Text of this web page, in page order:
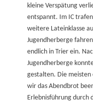
kleine Verspätung
entspannt. Im IC
weitere Lateinklasse
Jugendherberge
endlich in Trier ein.
Jugendherberge
gestalten. Die meisten
wir das Abendbrot
Erlebnisführung durch